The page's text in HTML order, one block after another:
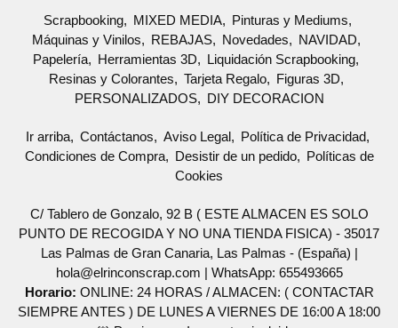
Scrapbooking MIXED MEDIA
Pinturas y Mediums
Máquinas y Vinilos
REBAJAS Novedades
NAVIDAD
Papelería
Herramientas 3D
Liquidación Scrapbooking
Resinas y Colorantes
Tarjeta Regalo
Figuras 3D
PERSONALIZADOS
DIY DECORACION
Ir arriba Contáctanos Aviso Legal
Política de Privacidad
Condiciones de Compra
Desistir de un pedido
Políticas de
Cookies
C/ Tablero de Gonzalo, 92 B ( ESTE ALMACEN ES SOLO
PUNTO DE RECOGIDA Y NO UNA TIENDA FISICA) - 35017
Las Palmas de Gran Canaria, Las Palmas - (España) |
hola@elrinconscrap.com | WhatsApp: 655493665
Horario: ONLINE: 24 HORAS / ALMACEN: ( CONTACTAR
SIEMPRE ANTES ) DE LUNES A VIERNES DE 16:00 A 18:00